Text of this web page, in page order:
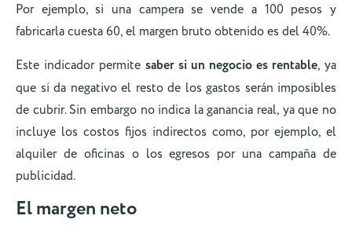
Por ejemplo, si una campera se vende a 100 pesos y
fabricarla cuesta 60, el margen bruto obtenido es del 40%.
Este indicador permite saber si un negocio es rentable, ya
que si da negativo el resto de los gastos serán imposibles
de cubrir. Sin embargo no indica la ganancia real, ya que no
incluye los costos fijos indirectos como, por ejemplo, el
alquiler de oficinas o los egresos por una campaña de
publicidad.
El margen neto